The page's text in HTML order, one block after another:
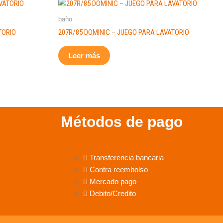
baño
207R/85 DOMINIC – JUEGO PARA LAVATORIO
Leer más
Métodos de pago
Transferencia bancaria
Contra reembolso
Mercado pago
Debito/Credito